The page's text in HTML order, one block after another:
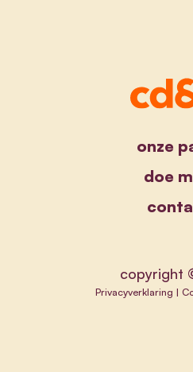
onze
doe
copyright
Privacyverklaring |